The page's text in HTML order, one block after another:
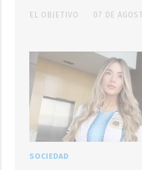
EL OBJETIVO 07 DE
SOCIEDAD